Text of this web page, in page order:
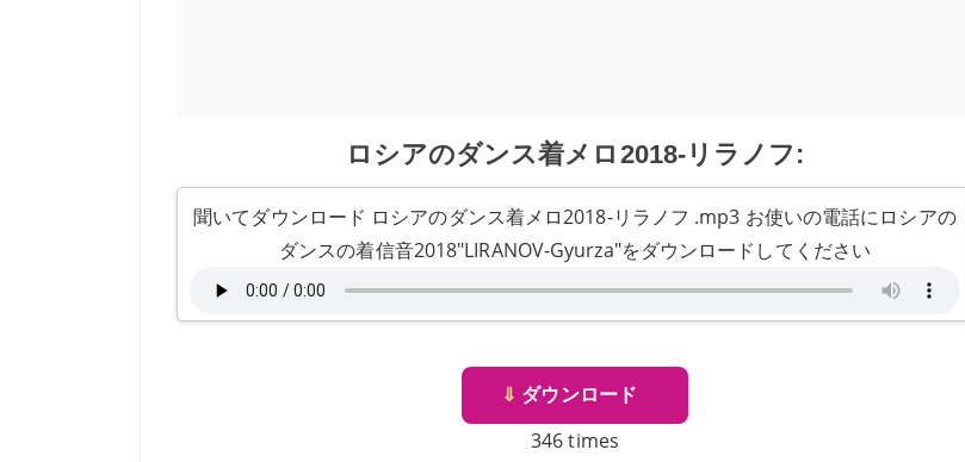
ロシアのダンス着メロ2018-リラノフ:
聞いてダウンロード ロシアのダンス着メロ2018-リラノフ .mp3 お使いの電話にロシアの
ダンスの着信音2018"LIRANOV-Gyurza"をダウンロードしてください
⇓ ダウンロード
346 times